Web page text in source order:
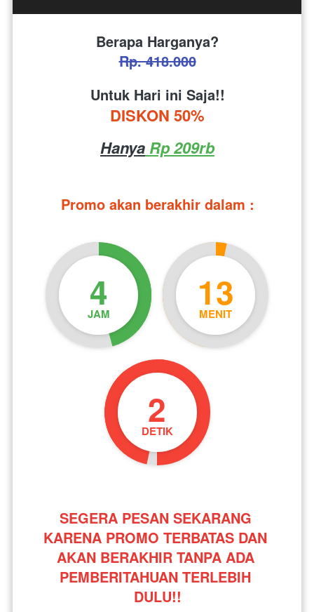
Berapa Harganya?
Rp. 418.000
Untuk Hari ini Saja!!
DISKON 50%
Hanya Rp 209rb
Promo akan berakhir dalam :
4
JAM 13
MENIT
1
DETIK
SEGERA PESAN SEKARANG
KARENA PROMO TERBATAS DAN
AKAN BERAKHIR TANPA ADA
PEMBERITAHUAN TERLEBIH
DULU!!